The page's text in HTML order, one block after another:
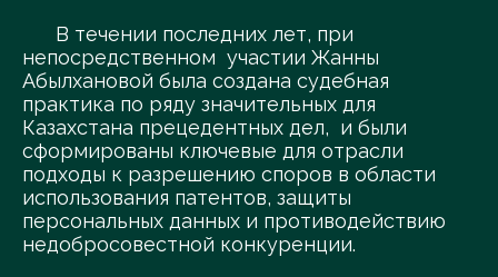
В течении последних лет, при
непосредственном участии Жанны
Абылхановой была создана судебная
практика по ряду значительных для
Казахстана прецедентных дел, и были
сформированы ключевые для отрасли
подходы к разрешению споров в области
использования патентов, защиты
персональных данных и противодействию
недобросовестной конкуренции.